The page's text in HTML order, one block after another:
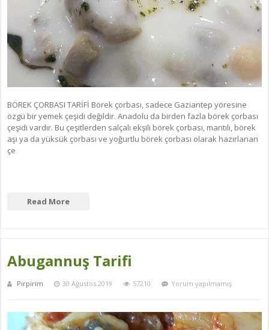
BÖREK ÇORBASI TARİFİ Börek çorbası, sadece Gaziantep yöresine
özgü bir yemek çeşidi değildir. Anadolu da birden fazla börek çorbası
çeşidi vardır. Bu çeşitlerden salçalı ekşili börek çorbası, mantılı, börek
aşı ya da yüksük çorbası ve yoğurtlu börek çorbası olarak hazırlanan
çe
Read More
Abugannuş Tarifi
Pirpirim 30 Ağustos 2019 57210 Yorum yapılmamış